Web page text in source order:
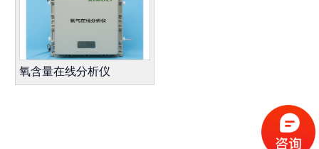
氧含量在线分析仪